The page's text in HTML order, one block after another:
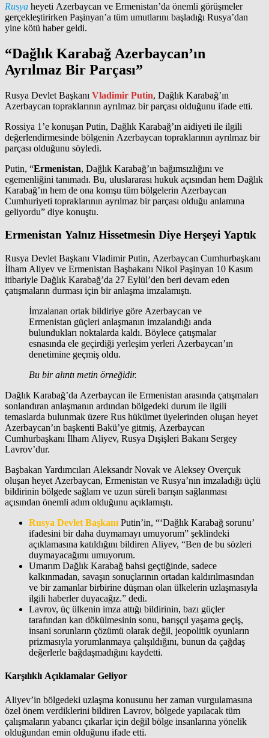
Rusya heyeti Azerbaycan ve Ermenistan’da önemli görüşmeler
gerçekleştirirken Paşinyan’a tüm umutlarını başladığı Rusya’dan
yine kötü haber geldi.
“Dağlık Karabağ Azerbaycan’ın
Ayrılmaz Bir Parçası”
Rusya Devlet Başkanı Vladimir Putin, Dağlık Karabağ’ın
Azerbaycan topraklarının ayrılmaz bir parçası olduğunu ifade etti.
Rossiya 1’e konuşan Putin, Dağlık Karabağ’ın aidiyeti ile ilgili
değerlendirmesinde bölgenin Azerbaycan topraklarının ayrılmaz bir
parçası olduğunu söyledi.
Putin, “Ermenistan, Dağlık Karabağ’ın bağımsızlığını ve
egemenliğini tanımadı. Bu, uluslararası hukuk açısından hem Dağlık
Karabağ’ın hem de ona komşu tüm bölgelerin Azerbaycan
Cumhuriyeti topraklarının ayrılmaz bir parçası olduğu anlamına
geliyordu” diye konuştu.
Ermenistan Yalnız Hissetmesin Diye Herşeyi Yaptık
Rusya Devlet Başkanı Vladimir Putin, Azerbaycan Cumhurbaşkanı
İlham Aliyev ve Ermenistan Başbakanı Nikol Paşinyan 10 Kasım
itibariyle Dağlık Karabağ’da 27 Eylül’den beri devam eden
çatışmaların durması için bir anlaşma imzalamıştı.
İmzalanan ortak bildiriye göre Azerbaycan ve
Ermenistan güçleri anlaşmanın imzalandığı anda
bulundukları noktalarda kaldı. Böylece çatışmalar
esnasında ele geçirdiği yerleşim yerleri Azerbaycan’ın
denetimine geçmiş oldu.
Bu bir alıntı metin örneğidir.
Dağlık Karabağ’da Azerbaycan ile Ermenistan arasında çatışmaları
sonlandıran anlaşmanın ardından bölgedeki durum ile ilgili
temaslarda bulunmak üzere Rus hükümet üyelerinden oluşan heyet
Azerbaycan’ın başkenti Bakü’ye gitmiş, Azerbaycan
Cumhurbaşkanı İlham Aliyev, Rusya Dışişleri Bakanı Sergey
Lavrov’dur.
Başbakan Yardımcıları Aleksandr Novak ve Aleksey Overçuk
oluşan heyet Azerbaycan, Ermenistan ve Rusya’nın imzaladığı üçlü
bildirinin bölgede sağlam ve uzun süreli barışın sağlanması
açısından önemli adım olduğunu açıklamıştı.
Rusya Devlet Başkanı Putin’in, “‘Dağlık Karabağ sorunu’
ifadesini bir daha duymamayı umuyorum” şeklindeki
açıklamasına katıldığını bildiren Aliyev, “Ben de bu sözleri
duymayacağımı umuyorum.
Umarım Dağlık Karabağ bahsi geçtiğinde, sadece
kalkınmadan, savaşın sonuçlarının ortadan kaldırılmasından
ve bir zamanlar birbirine düşman olan ülkelerin uzlaşmasıyla
ilgili haberler duyacağız.” dedi.
Lavrov, üç ülkenin imza attığı bildirinin, bazı güçler
tarafından kan dökülmesinin sonu, barışçıl yaşama geçiş,
insani sorunların çözümü olarak değil, jeopolitik oyunların
prizmasıyla yorumlanmaya çalışıldığını, bunun da çağdaş
değerlerle bağdaşmadığını kaydetti.
Karşılıklı Açıklamalar Geliyor
Aliyev’in bölgedeki uzlaşma konusunu her zaman vurgulamasına
özel önem verdiklerini bildiren Lavrov, bölgede yapılacak tüm
çalışmaların yabancı çıkarlar için değil bölge insanlarına yönelik
olduğundan emin olduğunu ifade etti.